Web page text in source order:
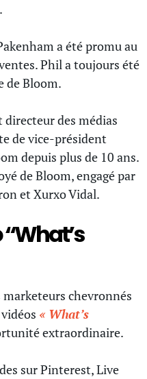
a été promu au
Phil a toujours été
de Bloom.
directeur des médias
de vice-président
depuis plus de 10 ans.
de Bloom, engagé par
et Xurxo Vidal.
marketeurs chevronnés
« What’s
extraordinaire.
sur Pinterest, Live